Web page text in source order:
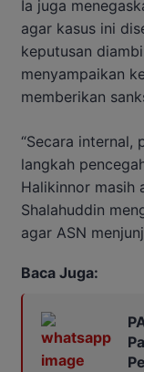
Ia juga
agar kasus ini
keputusan
menyampaikan
memberikan
“Secara internal,
langkah
Halikinnor masih
Shalahuddin
agar ASN
Baca Juga: